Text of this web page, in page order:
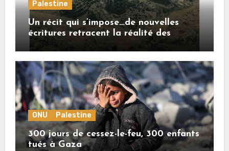
Palestine
Un récit qui s’impose…de nouvelles
écritures retracent la réalité des
crimes sionistes à Gaza
ONU Palestine
300 jours de cessez-le-feu, 300 enfants
tués à Gaza